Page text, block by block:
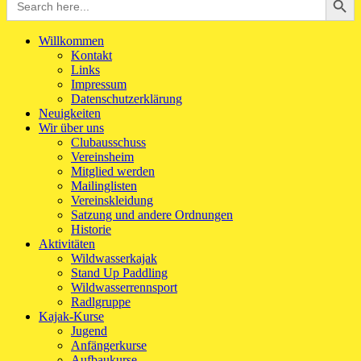
for:
Willkommen
Kontakt
Links
Impressum
Datenschutzerklärung
Neuigkeiten
Wir über uns
Clubausschuss
Vereinsheim
Mitglied werden
Mailinglisten
Vereinskleidung
Satzung und andere Ordnungen
Historie
Aktivitäten
Wildwasserkajak
Stand Up Paddling
Wildwasserrennsport
Radlgruppe
Kajak-Kurse
Jugend
Anfängerkurse